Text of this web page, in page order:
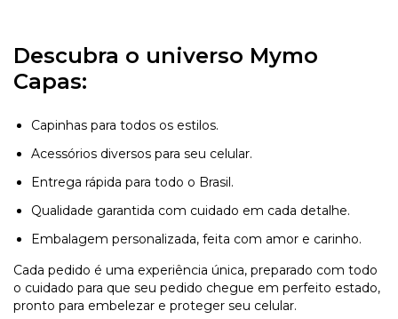
Descubra o universo Mymo
Capas:
Capinhas para todos os estilos.
Acessórios diversos para seu celular.
Entrega rápida para todo o Brasil.
Qualidade garantida com cuidado em cada detalhe.
Embalagem personalizada, feita com amor e carinho.
Cada pedido é uma experiência única, preparado com todo
o cuidado para que seu pedido chegue em perfeito estado,
pronto para embelezar e proteger seu celular.